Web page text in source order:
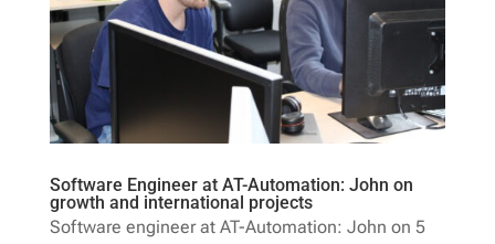
Software Engineer at AT-Automation: John on
growth and international projects
Software engineer at AT-Automation: John on 5